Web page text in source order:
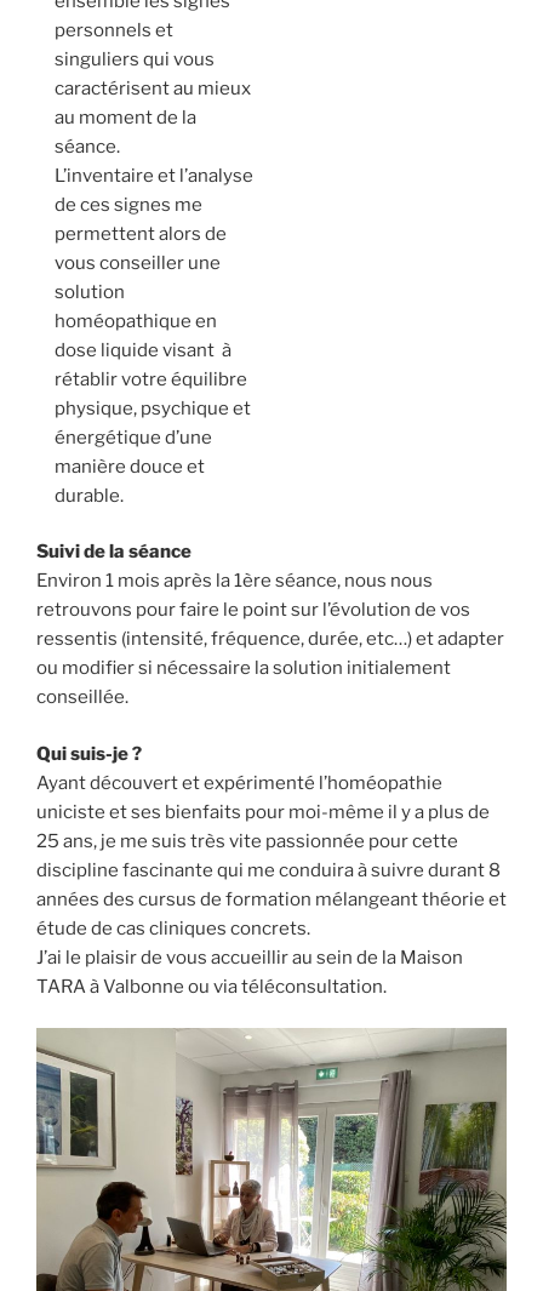
personnels et
singuliers qui vous
caractérisent au mieux
au moment de la
séance.
L’inventaire et l’analyse
de ces signes me
permettent alors de
vous conseiller une
solution
homéopathique en
dose liquide visant à
rétablir votre équilibre
physique, psychique et
énergétique d’une
manière douce et
durable.
Suivi de la séance
Environ 1 mois après la 1ère séance, nous nous
retrouvons pour faire le point sur l’évolution de vos
ressentis (intensité, fréquence, durée, etc…) et adapter
ou modifier si nécessaire la solution initialement
conseillée.
Qui suis-je ?
Ayant découvert et expérimenté l’homéopathie
uniciste et ses bienfaits pour moi-même il y a plus de
25 ans, je me suis très vite passionnée pour cette
discipline fascinante qui me conduira à suivre durant 8
années des cursus de formation mélangeant théorie et
étude de cas cliniques concrets.
J’ai le plaisir de vous accueillir au sein de la Maison
TARA à Valbonne ou via téléconsultation.